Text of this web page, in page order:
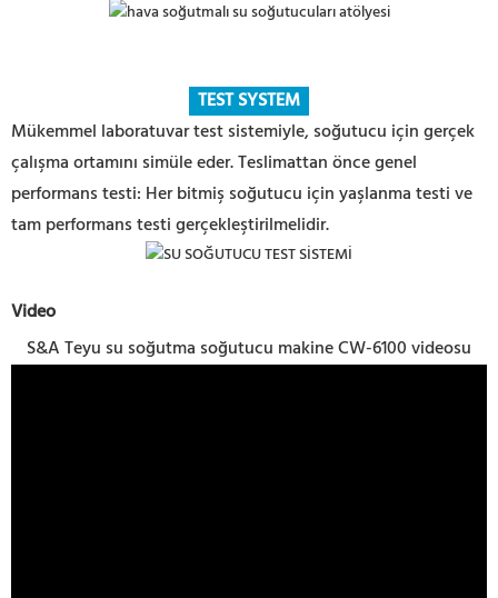
TEST SYSTEM
Mükemmel laboratuvar test sistemiyle, soğutucu için gerçek
çalışma ortamını simüle eder. Teslimattan önce genel
performans testi: Her bitmiş soğutucu için yaşlanma testi ve
tam performans testi gerçekleştirilmelidir.
Video
S&A Teyu su soğutma soğutucu makine CW-6100 videosu